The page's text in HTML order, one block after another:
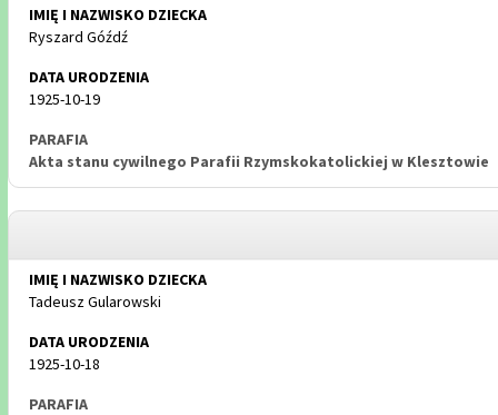
Ryszard Góźdź
1925-10-19
Akta stanu cywilnego Parafii Rzymskokatolickiej w Klesztowie
Tadeusz Gularowski
1925-10-18